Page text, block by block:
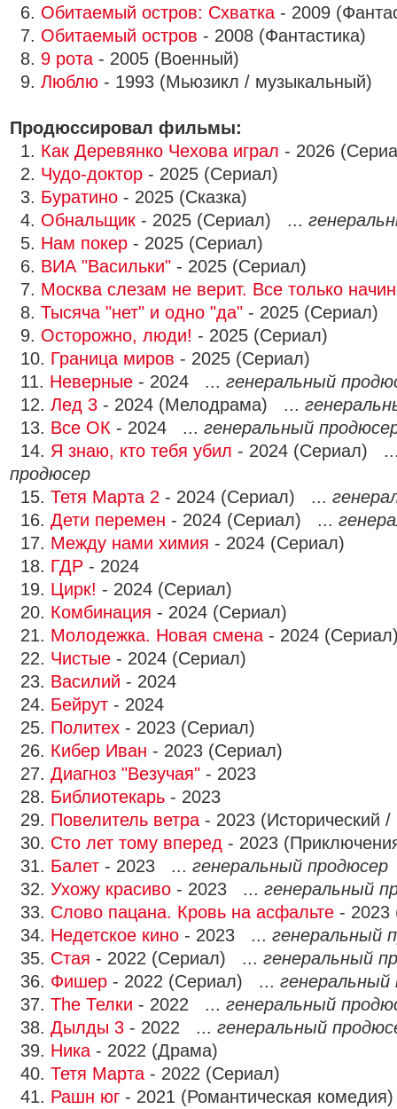
6. Обитаемый остров: Схватка - 2009
7. Обитаемый остров - 2008 (Фантастика)
8. 9 рота - 2005 (Военный)
9. Люблю - 1993 (Мьюзикл / музыкальный)
Продюссировал фильмы:
1. Как Деревянко Чехова играл - 2026
2. Чудо-доктор - 2025 (Сериал)
3. Буратино - 2025 (Сказка)
4. Обнальщик - 2025 (Сериал) ...
5. Нам покер - 2025 (Сериал)
6. ВИА "Васильки" - 2025 (Сериал)
7. Москва слезам не верит. Все только
8. Тысяча "нет" и одно "да" - 2025 (Сериал)
9. Осторожно, люди! - 2025 (Сериал)
10. Граница миров - 2025 (Сериал)
11. Неверные - 2024 ... генеральный
12. Лед 3 - 2024 (Мелодрама) ...
13. Все ОК - 2024 ... генеральный
14. Я знаю, кто тебя убил - 2024 (Сериал)
продюсер
15. Тетя Марта 2 - 2024 (Сериал) ...
16. Дети перемен - 2024 (Сериал) ...
17. Между нами химия - 2024 (Сериал)
18. ГДР - 2024
19. Цирк! - 2024 (Сериал)
20. Комбинация - 2024 (Сериал)
21. Молодежка. Новая смена - 2024
22. Чистые - 2024 (Сериал)
23. Василий - 2024
24. Бейрут - 2024
25. Политех - 2023 (Сериал)
26. Кибер Иван - 2023 (Сериал)
27. Диагноз "Везучая" - 2023
28. Библиотекарь - 2023
29. Повелитель ветра - 2023 (Исторический
30. Сто лет тому вперед - 2023
31. Балет - 2023 ... генеральный продюсер
32. Ухожу красиво - 2023 ... генеральный
33. Слово пацана. Кровь на асфальте - 2023
34. Недетское кино - 2023 ... генеральный
35. Стая - 2022 (Сериал) ... генеральный
36. Фишер - 2022 (Сериал) ... генеральный
37. The Телки - 2022 ... генеральный
38. Дылды 3 - 2022 ... генеральный
39. Ника - 2022 (Драма)
40. Тетя Марта - 2022 (Сериал)
41. Рашн юг - 2021 (Романтическая комедия)